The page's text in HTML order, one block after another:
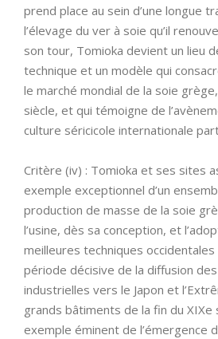
prend place au sein d’une longue
l’élevage du ver à soie qu’il
son tour, Tomioka devient un lieu
technique et un modèle qui
le marché mondial de la soie
siècle, et qui témoigne de
culture séricicole internationale
Critère (iv) : Tomioka et ses sites
exemple exceptionnel d’un
production de masse de la soie
l’usine, dès sa conception, et
meilleures techniques
période décisive de la diffusion
industrielles vers le Japon et
grands bâtiments de la fin du XIXe
exemple éminent de l’émergence